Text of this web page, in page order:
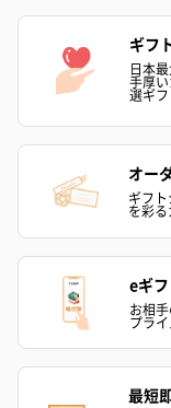
アールグレイ（
BIRTHDAY TO YOU）
（660円）
スイーツ
スイーツを同梱して
ギフ
日本
手厚
選ギフ
オー
ギフ
を彩
eギフ
お相
プラ
最短